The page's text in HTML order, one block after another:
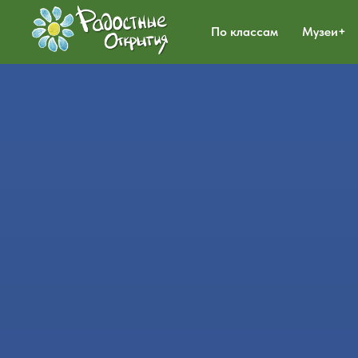
По классам Музеи+